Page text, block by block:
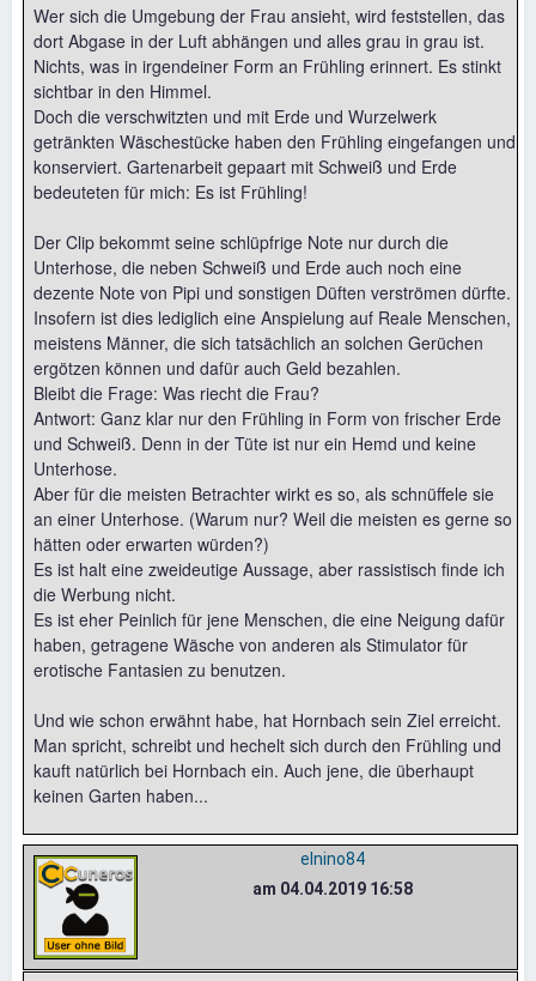
Wer sich die Umgebung der Frau ansieht, wird feststellen, das
dort Abgase in der Luft abhängen und alles grau in grau ist.
Nichts, was in irgendeiner Form an Frühling erinnert. Es stinkt
sichtbar in den Himmel.
Doch die verschwitzten und mit Erde und Wurzelwerk
getränkten Wäschestücke haben den Frühling eingefangen und
konserviert. Gartenarbeit gepaart mit Schweiß und Erde
bedeuteten für mich: Es ist Frühling!
Der Clip bekommt seine schlüpfrige Note nur durch die
Unterhose, die neben Schweiß und Erde auch noch eine
dezente Note von Pipi und sonstigen Düften verströmen dürfte.
Insofern ist dies lediglich eine Anspielung auf Reale Menschen,
meistens Männer, die sich tatsächlich an solchen Gerüchen
ergötzen können und dafür auch Geld bezahlen.
Bleibt die Frage: Was riecht die Frau?
Antwort: Ganz klar nur den Frühling in Form von frischer Erde
und Schweiß. Denn in der Tüte ist nur ein Hemd und keine
Unterhose.
Aber für die meisten Betrachter wirkt es so, als schnüffele sie
an einer Unterhose. (Warum nur? Weil die meisten es gerne so
hätten oder erwarten würden?)
Es ist halt eine zweideutige Aussage, aber rassistisch finde ich
die Werbung nicht.
Es ist eher Peinlich für jene Menschen, die eine Neigung dafür
haben, getragene Wäsche von anderen als Stimulator für
erotische Fantasien zu benutzen.
Und wie schon erwähnt habe, hat Hornbach sein Ziel erreicht.
Man spricht, schreibt und hechelt sich durch den Frühling und
kauft natürlich bei Hornbach ein. Auch jene, die überhaupt
keinen Garten haben...
elnino84
am 04.04.2019 16:58